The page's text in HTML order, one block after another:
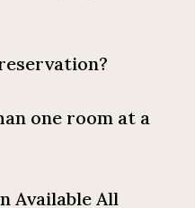
one room at a
Available All